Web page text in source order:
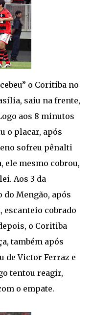
o Coritiba no
saiu na frente,
aos 8 minutos
o placar, após
sofreu pênalti
ele mesmo cobrou,
Aos 3 da
do Mengão, após
escanteio cobrado
o Coritiba
também após
de Victor Ferraz e
tentou reagir,
o empate.